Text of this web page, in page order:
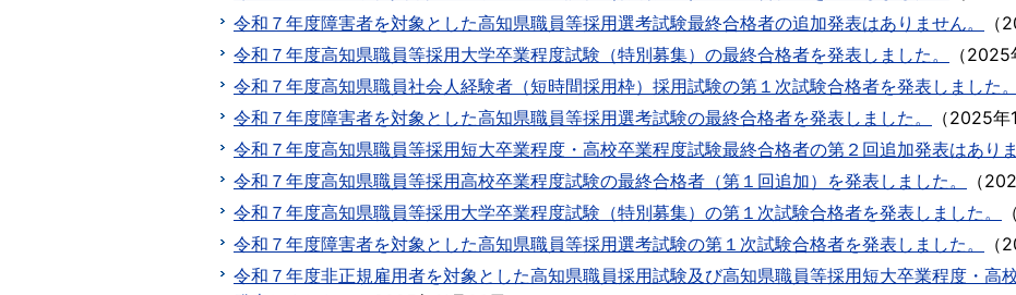
令和７年度障害者を対象とした高知県職員等採用選考試験最終合格者の追加発表はありません。
（
令和７年度高知県職員等採用大学卒業程度試験（特別募集）の最終合格者を発表しました。
（2025
令和７年度高知県職員社会人経験者（短時間採用枠）採用試験の第１次試験合格者を発表しました。
令和７年度障害者を対象とした高知県職員等採用選考試験の最終合格者を発表しました。
（2025年
令和７年度高知県職員等採用短大卒業程度・高校卒業程度試験最終合格者の第２回追加発表はありま
令和７年度高知県職員等採用高校卒業程度試験の最終合格者（第１回追加）を発表しました。
（
令和７年度高知県職員等採用大学卒業程度試験（特別募集）の第１次試験合格者を発表しました。
（
令和７年度障害者を対象とした高知県職員等採用選考試験の第１次試験合格者を発表しました。
（
令和７年度非正規雇用者を対象とした高知県職員採用試験及び高知県職員等採用短大卒業程度・高